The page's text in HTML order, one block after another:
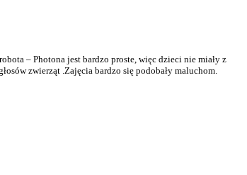
– Photona jest bardzo proste, więc dzieci nie miały z
zwierząt .Zajęcia bardzo się podobały maluchom.